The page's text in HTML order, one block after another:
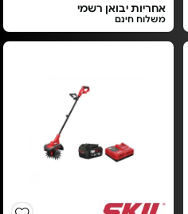
אחריות יבואן רשמי
משלוח חינם